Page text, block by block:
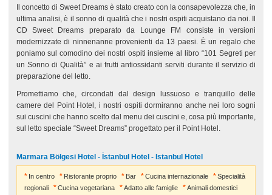
Il concetto di Sweet Dreams è stato creato con la consapevolezza che, in
ultima analisi, è il sonno di qualità che i nostri ospiti acquistano da noi. Il
CD Sweet Dreams preparato da Lounge FM consiste in versioni
modernizzate di ninnenanne provenienti da 13 paesi. È un regalo che
poniamo sul comodino dei nostri ospiti insieme al libro “101 Segreti per
un Sonno di Qualità” e ai frutti antiossidanti serviti durante il servizio di
preparazione del letto.
Promettiamo che, circondati dal design lussuoso e tranquillo delle
camere del Point Hotel, i nostri ospiti dormiranno anche nei loro sogni
sui cuscini che hanno scelto dal menu dei cuscini e, cosa più importante,
sul letto speciale “Sweet Dreams” progettato per il Point Hotel.
Marmara Bölgesi Hotel - İstanbul Hotel - Istanbul Hotel
In centro Ristorante proprio Bar Cucina internazionale
Specialità
regionali
Cucina vegetariana Adatto alle famiglie
Animali domestici